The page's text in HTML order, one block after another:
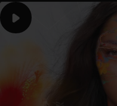
Play